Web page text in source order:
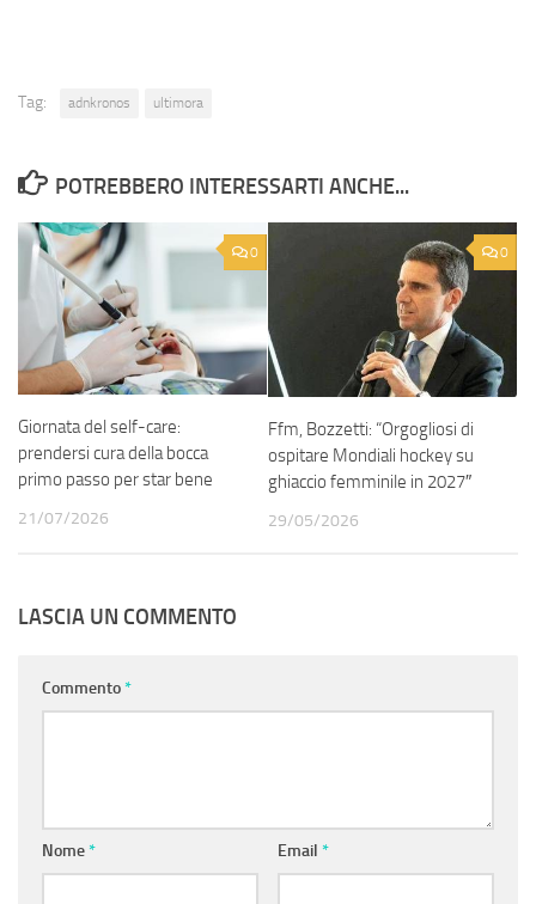
Tag: adnkronos ultimora
POTREBBERO INTERESSARTI ANCHE...
0
Giornata del self-care:
prendersi cura della bocca
primo passo per star bene
21/07/2026
0
Ffm, Bozzetti: “Orgogliosi di
ospitare Mondiali hockey su
ghiaccio femminile in 2027″
29/05/2026
LASCIA UN COMMENTO
Commento*
Nome* Email *